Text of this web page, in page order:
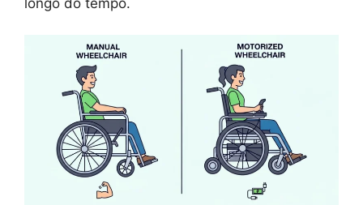
longo do tempo.